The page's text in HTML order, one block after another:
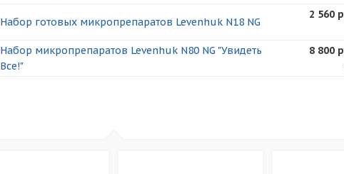
Набор готовых микропрепаратов Levenhuk N18 NG
2 560
Набор микропрепаратов Levenhuk N80 NG "Увидеть
Все!"
8 800